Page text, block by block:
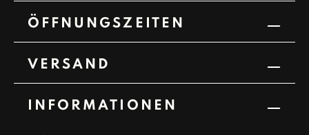
ÖFFNUNGSZEITEN
VERSAND
INFORMATIONEN